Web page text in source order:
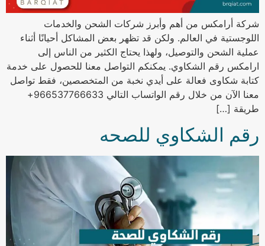
شركة أرامكس من أهم وأبرز شركات الشحن والخدمات
اللوجستية في العالم. ولكن قد تظهر بعض المشاكل أحيانًا أثناء
عملية الشحن والتوصيل، ولهذا يحتاج الكثير من الناس إلى
ارامكس رقم الشكاوي. يمكنكم التواصل معنا للحصول على خدمة
كتابة شكاوى فعالة على أيدي نخبة من المتخصصين، فقط تواصل
معنا الآن من خلال رقم الواتساب التالي 966537766633+
طريقة […]
رقم الشكاوي للصحه